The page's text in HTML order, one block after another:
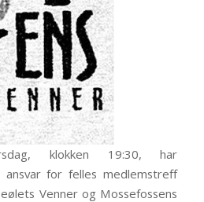
klokken 19:30, har
ansvar for felles medlemstreff
Venner og Mossefossens